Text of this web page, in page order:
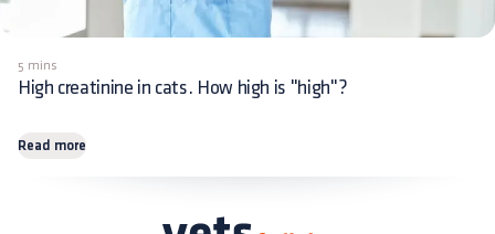
5 mins
High creatinine in cats. How high is "high"?
Read more